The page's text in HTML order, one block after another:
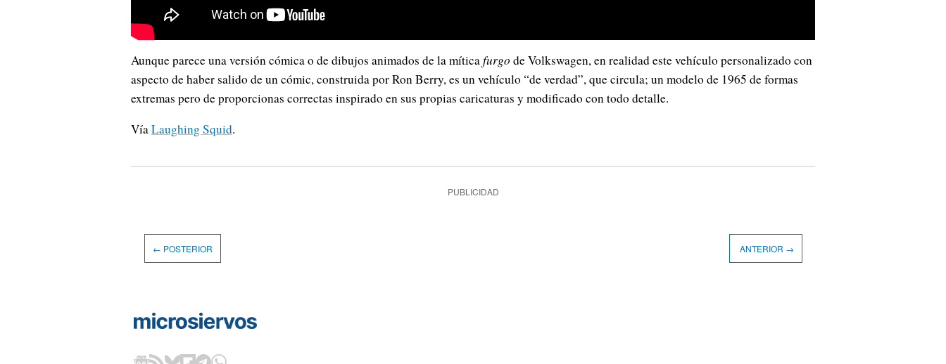
Aunque parece una versión cómica o de dibujos animados de la míticafurgo de Volkswagen, en realidad este vehículo personalizado con
aspecto de haber salido de un cómic, construida por Ron Berry, es un vehículo “de verdad”, que circula; un modelo de 1965 de formas
extremas pero de proporcionas correctas inspirado en sus propias caricaturas y modificado con todo detalle.
VíaLaughing Squid.
PUBLICIDAD
← POSTERIOR ANTERIOR →